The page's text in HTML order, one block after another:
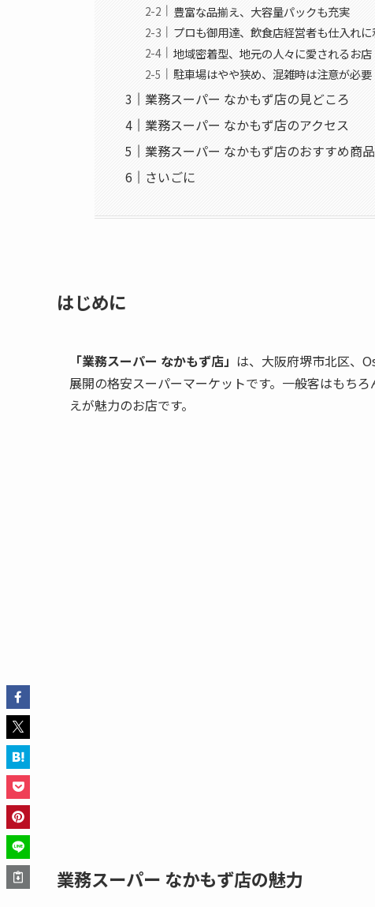
豊富な品揃え、大容量パックも充実
プロも御用達、飲食店経営者も仕入れに
地域密着型、地元の人々に愛されるお店
駐車場はやや狭め、混雑時は注意が必要
業務スーパー なかもず店の見どころ
業務スーパー なかもず店のアクセス
業務スーパー なかもず店のおすすめ商品
さいごに
はじめに
「業務スーパー なかもず店」 は、大阪府堺市北区、
展開の格安スーパーマーケットです。一般客はもち
えが魅力のお店です。
業務スーパー なかもず店の魅力